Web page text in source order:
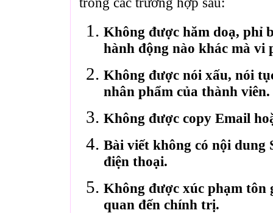
Không được hăm doạ, phỉ
hành động nào khác mà vi
Không được nói xấu, nói
nhân phẩm của thành viên.
Không được copy Email
Bài viết không có nội dung
điện thoại.
Không được xúc phạm tôn
quan đến chính trị.